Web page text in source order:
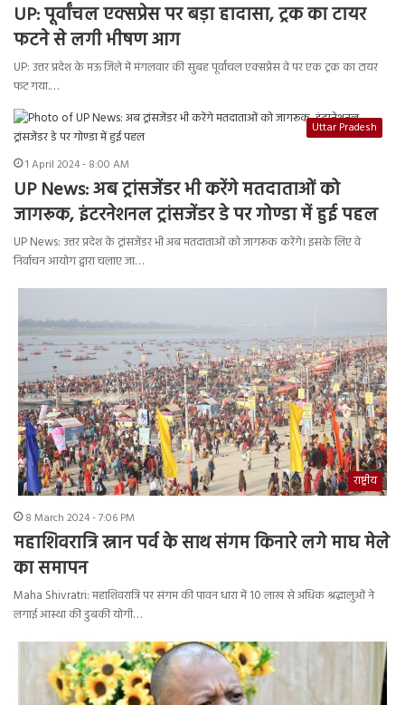
UP: पूर्वांचल एक्सप्रेस पर बड़ा हादासा, ट्रक का टायर
फटने से लगी भीषण आग
UP: उत्तर प्रदेश के मऊ जिले में मंगलवार की सुबह पूर्वांचल एक्सप्रेस वे पर एक ट्रक का टायर
फट गया.…
Uttar Pradesh
1 April 2024 - 8:00 AM
UP News: अब ट्रांसजेंडर भी करेंगे मतदाताओं को
जागरूक, इंटरनेशनल ट्रांसजेंडर डे पर गोण्डा में हुई पहल
UP News: उत्तर प्रदेश के ट्रांसजेंडर भी अब मतदाताओं को जागरूक करेंगे। इसके लिए वे
निर्वाचन आयोग द्वारा चलाए जा…
राष्ट्रीय
8 March 2024 - 7:06 PM
महाशिवरात्रि स्नान पर्व के साथ संगम किनारे लगे माघ मेले
का समापन
Maha Shivratri: महाशिवरात्रि पर संगम की पावन धारा में 10 लाख से अधिक श्रद्धालुओं ने
लगाई आस्था की डुबकी योगी…